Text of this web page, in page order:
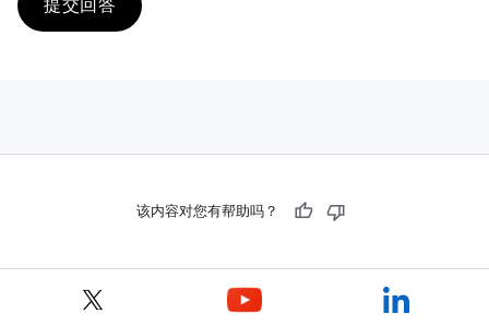
提交回答
该内容对您有帮助吗？